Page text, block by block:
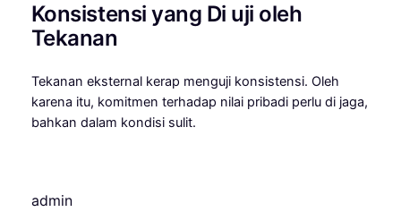
Konsistensi yang Di uji oleh
Tekanan
Tekanan eksternal kerap menguji konsistensi. Oleh
karena itu, komitmen terhadap nilai pribadi perlu di jaga,
bahkan dalam kondisi sulit.
admin